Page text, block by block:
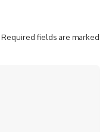
Required fields are marked